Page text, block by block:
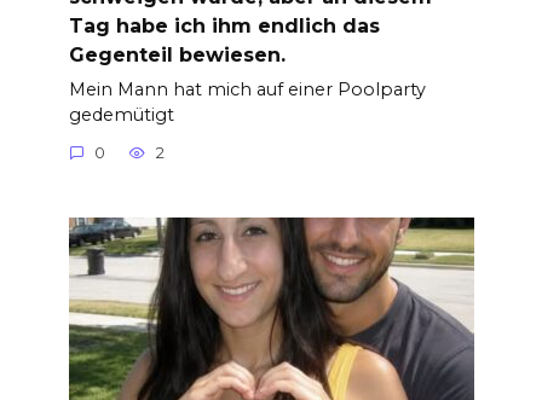
Tag habe ich ihm endlich das
Gegenteil bewiesen.
Mein Mann hat mich auf einer Poolparty
gedemütigt
0 2